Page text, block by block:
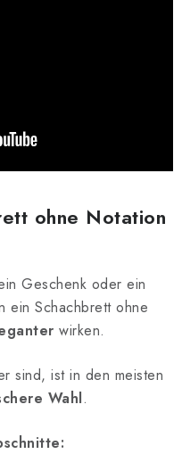
ohne Notation
Geschenk oder ein
ein Schachbrett ohne
wirken.
sind, ist in den meisten
Wahl.